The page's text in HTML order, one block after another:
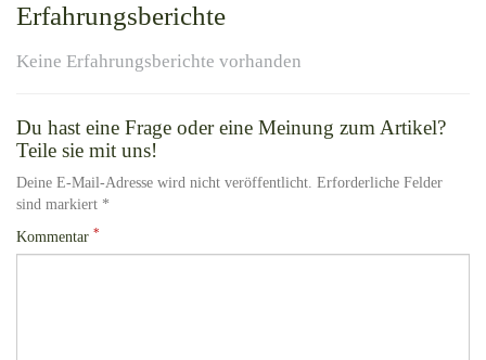
Erfahrungsberichte
Keine Erfahrungsberichte vorhanden
Du hast eine Frage oder eine Meinung zum Artikel?
Teile sie mit uns!
Deine E-Mail-Adresse wird nicht veröffentlicht. Erforderliche Felder
sind markiert *
Kommentar *